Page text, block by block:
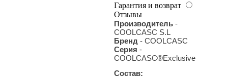
Гарантия и возврат
Отзывы
Производитель -
COOLCASC S.L
Бренд - COOLCASC
Серия -
COOLCASC®Exclusive
Состав: